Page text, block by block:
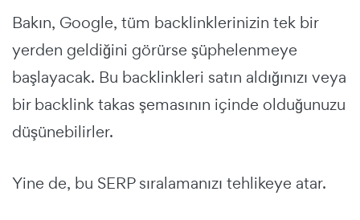
Bakın, Google, tüm backlinklerinizin tek bir
yerden geldiğini görürse şüphelenmeye
başlayacak. Bu backlinkleri satın aldığınızı veya
bir backlink takas şemasının içinde olduğunuzu
düşünebilirler.
Yine de, bu SERP sıralamanızı tehlikeye atar.